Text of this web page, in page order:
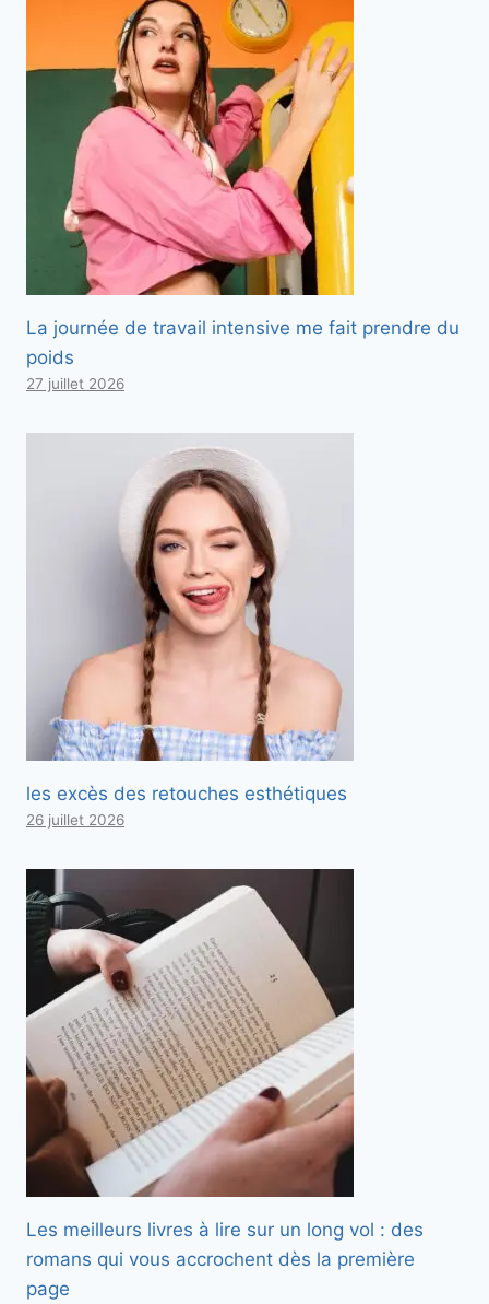
La journée de travail intensive me fait prendre du
poids
27 juillet 2026
les excès des retouches esthétiques
26 juillet 2026
Les meilleurs livres à lire sur un long vol : des
romans qui vous accrochent dès la première
page